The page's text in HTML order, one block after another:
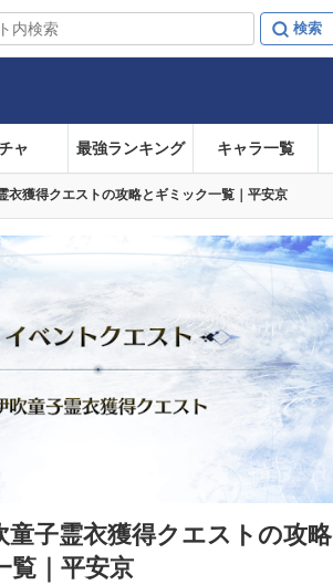
ャ 最強ランキング キャラ一覧
衣獲得クエストの攻略とギミック一覧｜平安京
童子霊衣獲得クエストの攻略
覧｜平安京